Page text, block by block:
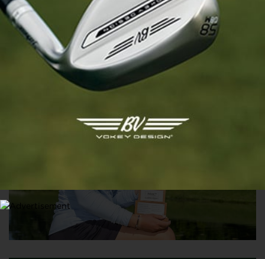
JABRA LADIES OPEN, TOUR 3
Sara Kouskova remporte son premier titre, top 10 pour
l’amateure Valentine Delon
24 MAI 2025